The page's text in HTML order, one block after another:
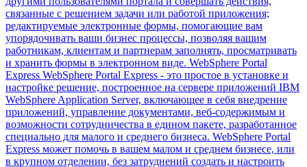
связанные с решением задачи или работой приложения;
редактируемые электронные формы, помогающие вам
упорядочивать ваши бизнес процессы, позволяя вашим
работникам, клиентам и партнерам заполнять, просматривать
и хранить формы в электронном виде. WebSphere Portal
Express WebSphere Portal Express - это простое в установке и
настройке решение, построенное на сервере приложений IBM
WebSphere Application Server, включающее в себя внедрение
приложений, управление документами, веб-содержимым и
возможности сотрудничества в едином пакете, разработанное
специально для малого и среднего бизнеса. WebSphere Portal
Express может помочь в вашем малом и среднем бизнесе, или
в крупном отделении, без затруднений создать и настроить